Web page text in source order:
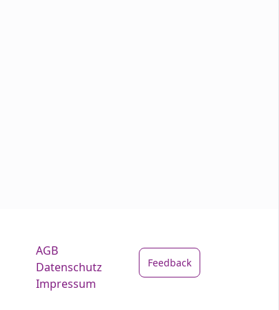
AGB
Datenschutz
Impressum
Feedback